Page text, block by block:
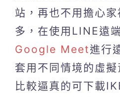
站，再也不用擔心
多，在使用LINE遠
Google Meet進行
套用不同情境的虛
比較逼真的可下載